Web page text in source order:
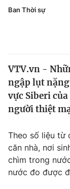
Thế giới
Tin tức
Thế giới đó đây
Câu chuyện
Tài chính
Thị trường
Dữ liệu và đời
Y tế
Ban Thời sự
VTV.vn -
ngập lụt
vực Siberi
người thiệt
Theo số liệu từ
căn nhà, nơi
chìm trong
nước đo được